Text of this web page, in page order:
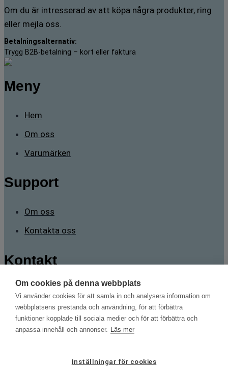
Om cookies på denna webbplats
Vi använder cookies för att samla in och analysera information om
webbplatsens prestanda och användning, för att förbättra
funktioner kopplade till sociala medier och för att förbättra och
anpassa innehåll och annonser. Läs mer
Inställningar för cookies
Om du är intresserad av att köpa några produkter, ring
eller mejla oss.
Betalningsalternativ:
Trygg B2B-betalning – kort eller faktura
Meny
Hem
Om oss
Varumärken
Support
Om oss
Kontakta oss
Kontakt
Sävstigen 2 165 71 Stockholm
mans.brorsson@testnordic.com
+46 70 788 98 82
Copyright © 2026 | Alla rättigheter förbehållna